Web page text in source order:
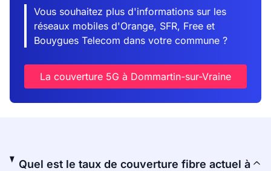
Vous souhaitez plus d'informations sur les
réseaux mobiles d'Orange, SFR, Free et
Bouygues Telecom dans votre commune ?
La couverture 5G à Dommartin-sur-Vraine
Quel est le taux de couverture fibre actuel à